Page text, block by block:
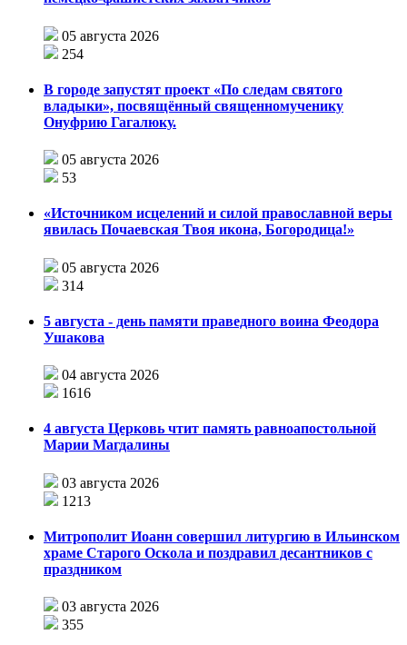
05 августа 2026
254
В городе запустят проект «По следам святого
владыки», посвящённый священномученику
Онуфрию Гагалюку.
05 августа 2026
53
«Источником исцелений и силой православной веры
явилась Почаевская Твоя икона, Богородица!»
05 августа 2026
314
5 августа - день памяти праведного воина Феодора
Ушакова
04 августа 2026
1616
4 августа Церковь чтит память равноапостольной
Марии Магдалины
03 августа 2026
1213
Митрополит Иоанн совершил литургию в Ильинском
храме Старого Оскола и поздравил десантников с
праздником
03 августа 2026
355